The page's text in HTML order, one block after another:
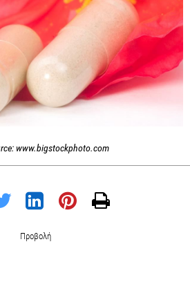
www.bigstockphoto.com
Προβολή